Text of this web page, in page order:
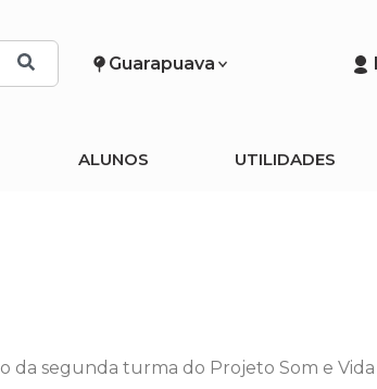
Guarapuava
ALUNOS UTILIDADES
da segunda turma do Projeto Som e